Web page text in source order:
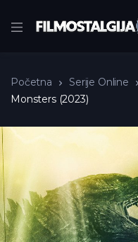
Početna Serije Online
Monsters (2023)